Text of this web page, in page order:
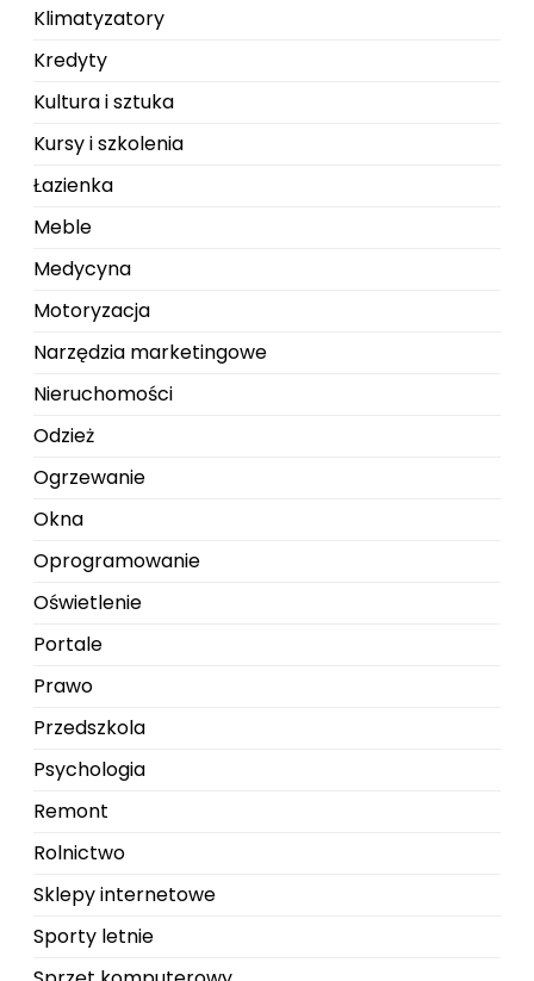
Klimatyzatory
Kredyty
Kultura i sztuka
Kursy i szkolenia
Łazienka
Meble
Medycyna
Motoryzacja
Narzędzia marketingowe
Nieruchomości
Odzież
Ogrzewanie
Okna
Oprogramowanie
Oświetlenie
Portale
Prawo
Przedszkola
Psychologia
Remont
Rolnictwo
Sklepy internetowe
Sporty letnie